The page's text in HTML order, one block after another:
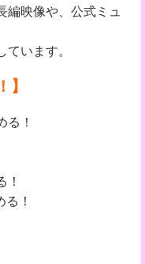
編映像や、公式ミュ
います。
】
！
！
！